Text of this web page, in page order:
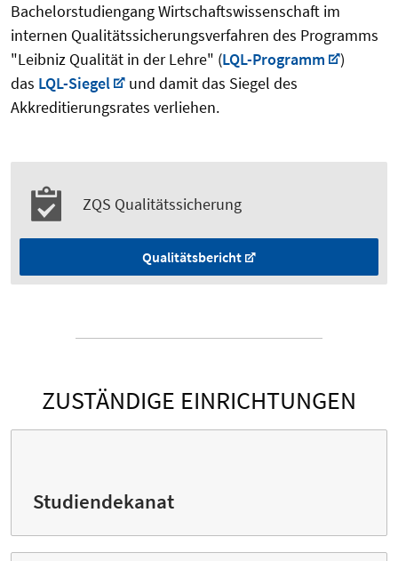
Bachelorstudiengang Wirtschaftswissenschaft im
internen Qualitätssicherungsverfahren des Programms
"Leibniz Qualität in der Lehre" (LQL-Programm
)
das LQL-Siegel
und damit das Siegel des
Akkreditierungsrates verliehen.
ZQS Qualitätssicherung
Qualitätsbericht
ZUSTÄNDIGE EINRICHTUNGEN
Studiendekanat